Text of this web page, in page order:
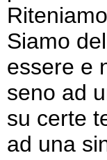
Siamo
essere e
seno ad
su certe
ad una